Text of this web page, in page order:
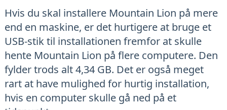
Hvis du skal installere Mountain Lion på mere
end en maskine, er det hurtigere at bruge et
USB-stik til installationen fremfor at skulle
hente Mountain Lion på flere computere. Den
fylder trods alt 4,34 GB. Det er også meget
rart at have mulighed for hurtig installation,
hvis en computer skulle gå ned på et